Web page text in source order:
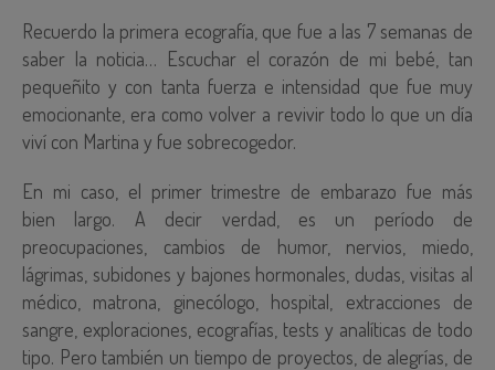
Recuerdo la primera ecografía, que fue a las 7 semanas de
saber la noticia… Escuchar el corazón de mi bebé, tan
pequeñito y con tanta fuerza e intensidad que fue muy
emocionante, era como volver a revivir todo lo que un día
viví con Martina y fue sobrecogedor.
En mi caso, el primer trimestre de embarazo fue más
bien largo. A decir verdad, es un período de
preocupaciones, cambios de humor, nervios, miedo,
lágrimas, subidones y bajones hormonales, dudas, visitas al
médico, matrona, ginecólogo, hospital, extracciones de
sangre, exploraciones, ecografías, tests y analíticas de todo
tipo. Pero también un tiempo de proyectos, de alegrías, de